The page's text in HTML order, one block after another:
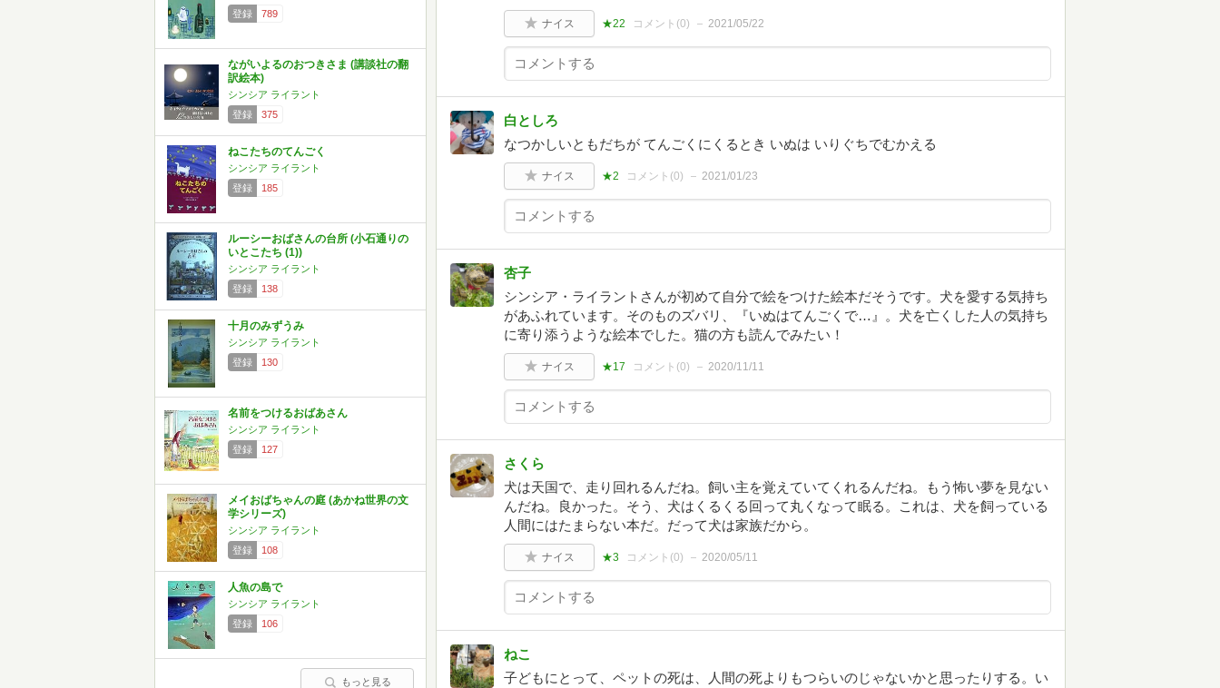
登録
789
ながいよるのおつきさま (講談社の翻
訳絵本)
シンシア ライラント
登録
375
ねこたちのてんごく
シンシア ライラント
登録
185
ルーシーおばさんの台所 (小石通りの
いとこたち (1))
シンシア ライラント
登録
138
十月のみずうみ
シンシア ライラント
登録
130
名前をつけるおばあさん
シンシア ライラント
登録
127
メイおばちゃんの庭 (あかね世界の文
学シリーズ)
シンシア ライラント
登録
108
人魚の島で
シンシア ライラント
登録
106
もっと見る
ナイス ★22 コメント(0) 2021/05/22
白としろ
なつかしいともだちが てんごくにくるとき いぬは いりぐちでむかえる
ナイス ★2 コメント(0) 2021/01/23
杏子
シンシア・ライラントさんが初めて自分で絵をつけた絵本だそうです。犬を愛する気持ち
があふれています。そのものズバリ、『いぬはてんごくで…』。犬を亡くした人の気持ち
に寄り添うような絵本でした。猫の方も読んでみたい！
ナイス ★17 コメント(0) 2020/11/11
さくら
犬は天国で、走り回れるんだね。飼い主を覚えていてくれるんだね。もう怖い夢を見ない
んだね。良かった。そう、犬はくるくる回って丸くなって眠る。これは、犬を飼っている
人間にはたまらない本だ。だって犬は家族だから。
ナイス ★3 コメント(0) 2020/05/11
ねこ
子どもにとって、ペットの死は、人間の死よりもつらいのじゃないかと思ったりする。い